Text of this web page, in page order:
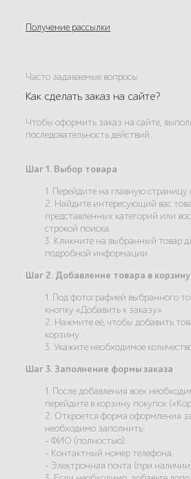
Получение рассылки
Часто задаваемые вопросы
Как сделать заказ на сайте?
Чтобы оформить заказ на сайте,
последовательность действий:
Шаг 1. Выбор товара
1. Перейдите на главную страницу
2. Найдите интересующий вас
представленных категорий или
строкой поиска.
3. Кликните на выбранный товар
подробной информации.
Шаг 2. Добавление товара в корзину
1. Под фотографией выбранного
кнопку «Добавить к заказу».
2. Нажмите её, чтобы добавить
корзину.
3. Укажите необходимое
Шаг 3. Заполнение формы заказа
1. После добавления всех
перейдите в корзину покупок
2. Откроется форма оформления
необходимо заполнить:
- ФИО (полностью).
- Контактный номер телефона.
- Электронная почта (при